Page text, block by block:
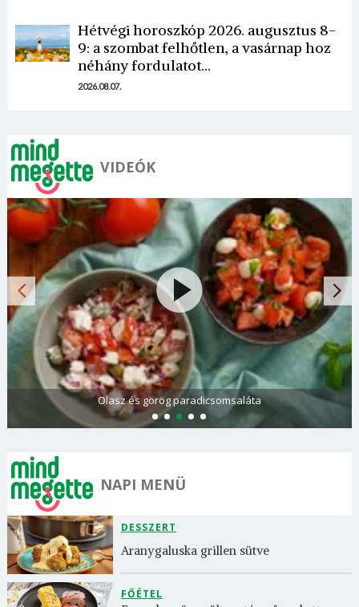
Hétvégi horoszkóp 2026. augusztus 8-
9: a szombat felhőtlen, a vasárnap hoz
néhány fordulatot…
2026.08.07.
VIDEÓK
Olasz és görög paradicsomsaláta
NAPI MENÜ
DESSZERT
Aranygaluska grillen sütve
FŐÉTEL